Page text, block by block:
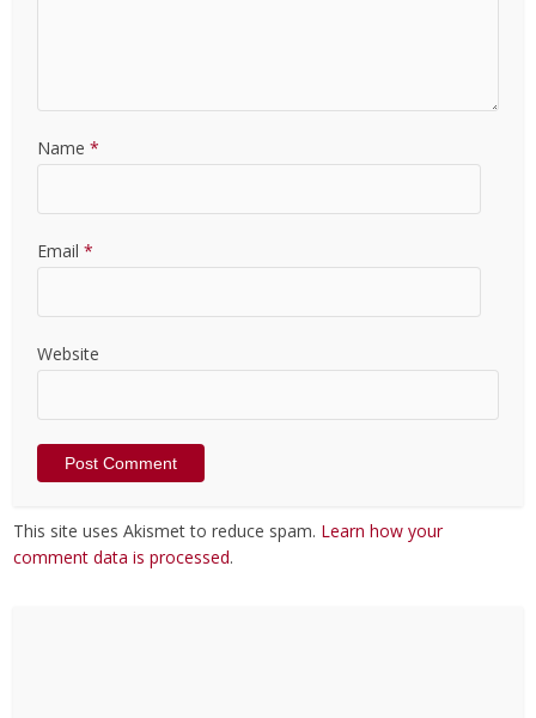
Name *
Email *
Website
This site uses Akismet to reduce spam. Learn how your
comment data is processed.